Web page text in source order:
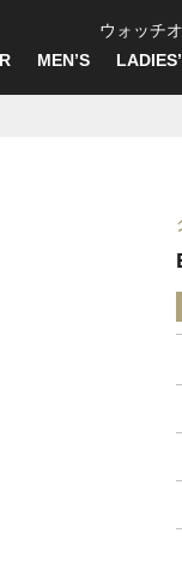
ウォッチ
MEN’S LADIES’